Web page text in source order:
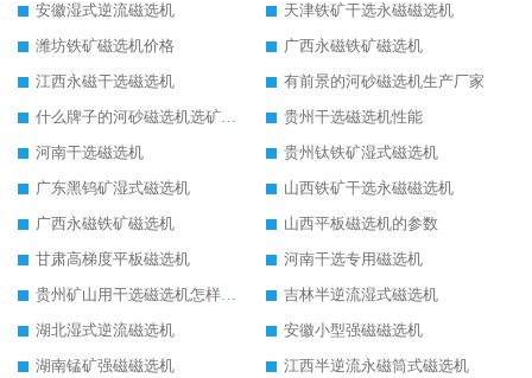
安徽湿式逆流磁选机
天津铁矿干选永磁磁选机
潍坊铁矿磁选机价格
广西永磁铁矿磁选机
江西永磁干选磁选机
有前景的河砂磁选机生产厂家
什么牌子的河砂磁选机选矿效果好
贵州干选磁选机性能
河南干选磁选机
贵州钛铁矿湿式磁选机
广东黑钨矿湿式磁选机
山西铁矿干选永磁磁选机
广西永磁铁矿磁选机
山西平板磁选机的参数
甘肃高梯度平板磁选机
河南干选专用磁选机
贵州矿山用干选磁选机怎样调磁
吉林半逆流湿式磁选机
湖北湿式逆流磁选机
安徽小型强磁磁选机
湖南锰矿强磁磁选机
江西半逆流永磁筒式磁选机